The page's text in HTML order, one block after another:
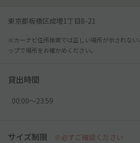
東京都板橋区成増1丁目8-21
※カーナビ住所検索では正しい場所が示されな
ップで場所をお確かめください。
貸出時間
00:00〜23:59
サイズ制限 ※必ずご確認ください